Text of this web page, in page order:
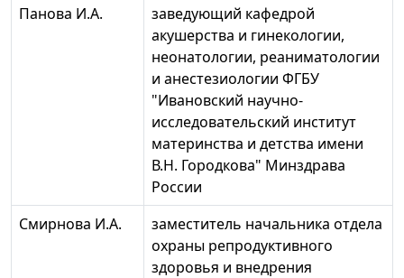
Панова И.А.
заведующий кафедрой
акушерства и гинекологии,
неонатологии, реаниматологии
и анестезиологии ФГБУ
"Ивановский научно-
исследовательский институт
материнства и детства имени
В.Н. Городкова" Минздрава
России
Смирнова И.А.
заместитель начальника отдела
охраны репродуктивного
здоровья и внедрения